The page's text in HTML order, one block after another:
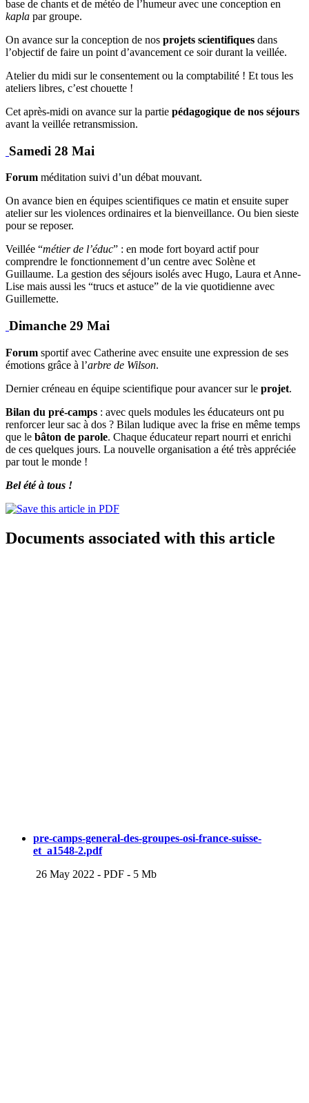
base de chants et de météo de l’humeur avec une conception en
kapla par groupe.
On avance sur la conception de nos projets scientifiques dans
l’objectif de faire un point d’avancement ce soir durant la veillée.
Atelier du midi sur le consentement ou la comptabilité ! Et tous les
ateliers libres, c’est chouette !
Cet après-midi on avance sur la partie pédagogique de nos séjours
avant la veillée retransmission.
Samedi 28 Mai
Forum méditation suivi d’un débat mouvant.
On avance bien en équipes scientifiques ce matin et ensuite super
atelier sur les violences ordinaires et la bienveillance. Ou bien sieste
pour se reposer.
Veillée “métier de l’éduc” : en mode fort boyard actif pour
comprendre le fonctionnement d’un centre avec Solène et
Guillaume. La gestion des séjours isolés avec Hugo, Laura et Anne-
Lise mais aussi les “trucs et astuce” de la vie quotidienne avec
Guillemette.
Dimanche 29 Mai
Forum sportif avec Catherine avec ensuite une expression de ses
émotions grâce à l’arbre de Wilson.
Dernier créneau en équipe scientifique pour avancer sur le projet.
Bilan du pré-camps : avec quels modules les éducateurs ont pu
renforcer leur sac à dos ? Bilan ludique avec la frise en même temps
que le bâton de parole. Chaque éducateur repart nourri et enrichi
de ces quelques jours. La nouvelle organisation a été très appréciée
par tout le monde !
Bel été à tous !
Documents associated with this article
pre-camps-general-des-groupes-osi-france-suisse-
et_a1548-2.pdf
26 May 2022 - PDF - 5 Mb